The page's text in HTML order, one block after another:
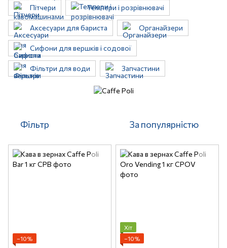
Пітчери Темпери і розрівнювачі
Аксесуари для бариста Органайзери
Сифони для вершків і содової
Фільтри для води Запчастини
Фільтр За популярністю
−10%
Хіт
−10%